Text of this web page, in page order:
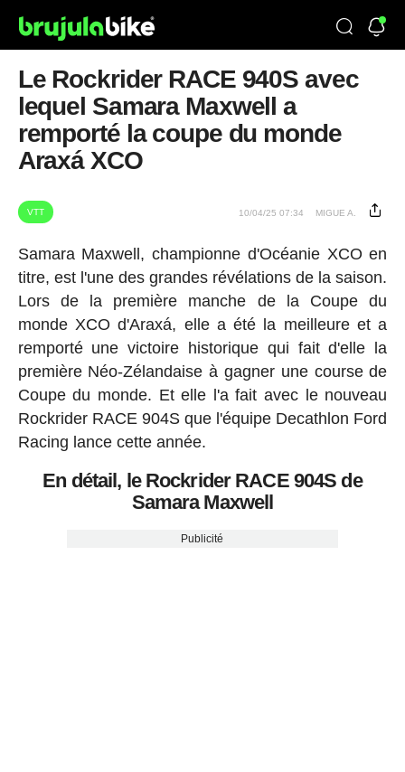
Le Rockrider RACE 940S avec
lequel Samara Maxwell a
remporté la coupe du monde
Araxá XCO
VTT 10/04/25 07:34 MIGUE A.
Samara Maxwell, championne d'Océanie XCO en
titre, est l'une des grandes révélations de la saison.
Lors de la première manche de la Coupe du
monde XCO d'Araxá, elle a été la meilleure et a
remporté une victoire historique qui fait d'elle la
première Néo-Zélandaise à gagner une course de
Coupe du monde. Et elle l'a fait avec le nouveau
Rockrider RACE 904S que l'équipe Decathlon Ford
Racing lance cette année.
En détail, le Rockrider RACE 904S de
Samara Maxwell
Publicité